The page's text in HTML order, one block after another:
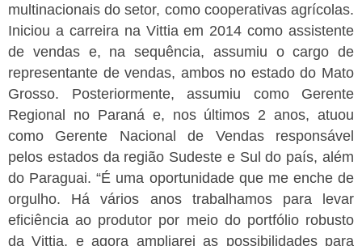
multinacionais do setor, como cooperativas agrícolas.
Iniciou a carreira na Vittia em 2014 como assistente
de vendas e, na sequência, assumiu o cargo de
representante de vendas, ambos no estado do Mato
Grosso. Posteriormente, assumiu como Gerente
Regional no Paraná e, nos últimos 2 anos, atuou
como Gerente Nacional de Vendas responsável
pelos estados da região Sudeste e Sul do país, além
do Paraguai.“É uma oportunidade que me enche de
orgulho. Há vários anos trabalhamos para levar
eficiência ao produtor por meio do portfólio robusto
da Vittia, e agora ampliarei as possibilidades para